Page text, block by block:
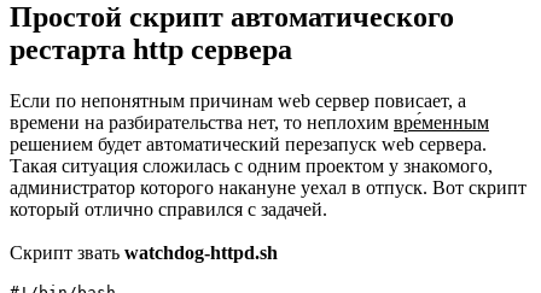
Простой скрипт автоматического
рестарта http сервера
Если по непонятным причинам web сервер повисает, а
времени на разбирательства нет, то неплохим вре́менным
решением будет автоматический перезапуск web сервера.
Такая ситуация сложилась с одним проектом у знакомого,
администратор которого накануне уехал в отпуск. Вот скрипт
который отлично справился с задачей.
Скрипт звать watchdog-httpd.sh